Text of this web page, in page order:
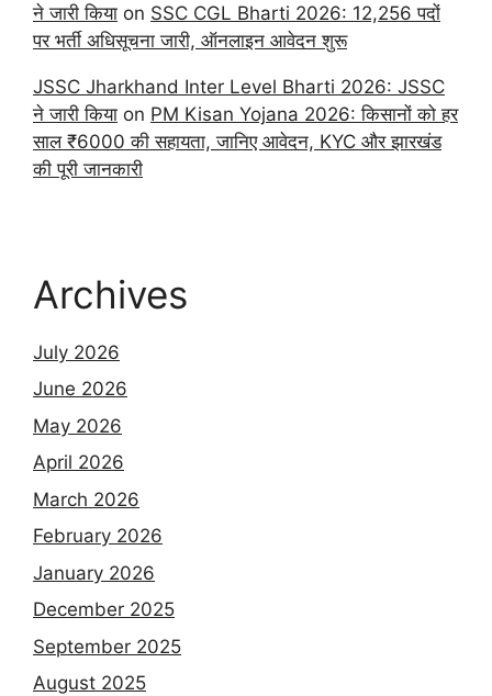
ने जारी किया on SSC CGL Bharti 2026: 12,256 पदों
पर भर्ती अधिसूचना जारी, ऑनलाइन आवेदन शुरू
JSSC Jharkhand Inter Level Bharti 2026: JSSC
ने जारी किया on PM Kisan Yojana 2026: किसानों को हर
साल ₹6000 की सहायता, जानिए आवेदन, KYC और झारखंड
की पूरी जानकारी
Archives
July 2026
June 2026
May 2026
April 2026
March 2026
February 2026
January 2026
December 2025
September 2025
August 2025